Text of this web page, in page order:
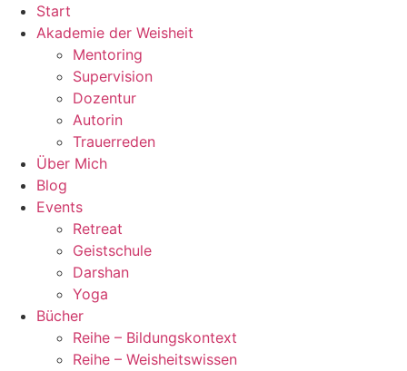
Zum
Inhalt
wechseln
Start
Akademie der Weisheit
Mentoring
Supervision
Dozentur
Autorin
Trauerreden
Über Mich
Blog
Events
Retreat
Geistschule
Darshan
Yoga
Bücher
Reihe – Bildungskontext
Reihe – Weisheitswissen